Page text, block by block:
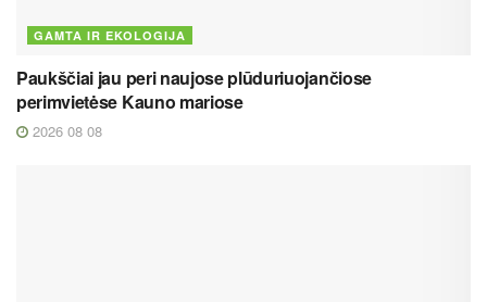
GAMTA IR EKOLOGIJA
Paukščiai jau peri naujose plūduriuojančiose
perimvietėse Kauno mariose
2026 08 08